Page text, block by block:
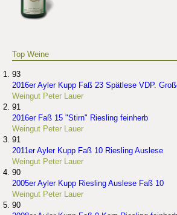
Top Weine
93
2016er Ayler Kupp Faß 23 Spätlese VDP.
Weingut Peter Lauer
91
2016er Faß 15 "Stirn" Riesling feinherb
Weingut Peter Lauer
91
2011er Ayler Kupp Faß 10 Riesling Auslese
Weingut Peter Lauer
90
2005er Ayler Kupp Riesling Auslese Faß 10
Weingut Peter Lauer
90